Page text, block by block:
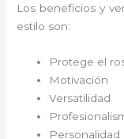
Los beneficios y
estilo son:
Protege el
Motivación
Versatilidad
Personalidad